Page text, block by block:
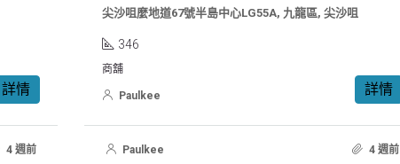
詳情
4 週前
尖沙咀麼地道67號半島中心LG55A, 九龍區, 尖沙咀
346
商舖
詳情
Paulkee
Paulkee 4 週前